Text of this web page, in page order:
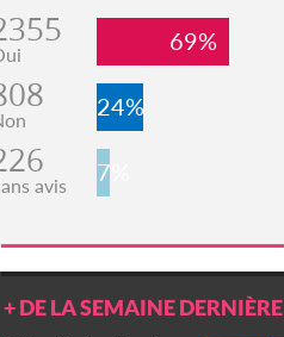
69%
24%
avis 7%
+ DE LA SEMAINE DERNIÈRE